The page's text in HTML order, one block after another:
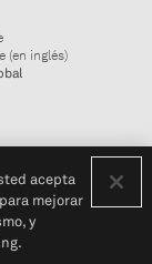
(en inglés)
acepta
mejorar
y